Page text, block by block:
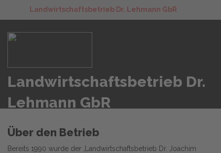
Landwirtschaftsbetrieb Dr. Lehmann GbR
Landwirtschaftsbetrieb Dr.
Lehmann GbR
Über den Betrieb
Bereits 1990 wurde der ‚Landwirtschaftsbetrieb Dr. Joachim